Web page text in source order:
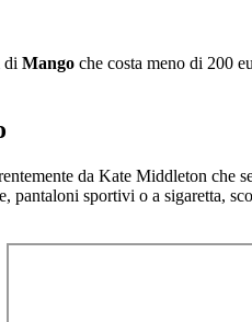
di Mango che costa meno di 200
da Kate Middleton che
pantaloni sportivi o a sigaretta,